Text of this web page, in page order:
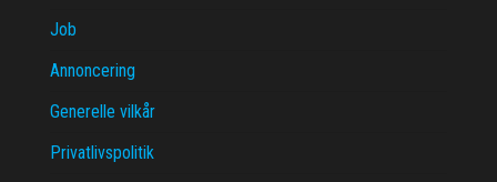
Job
Annoncering
Generelle vilkår
Privatlivspolitik